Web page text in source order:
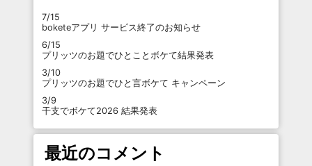
7/15
boketeアプリ サービス終了のお知らせ
6/15
プリッツのお題でひとことボケて結果発表
3/10
プリッツのお題でひと言ボケて キャンペーン
3/9
干支でボケて2026 結果発表
最近のコメント